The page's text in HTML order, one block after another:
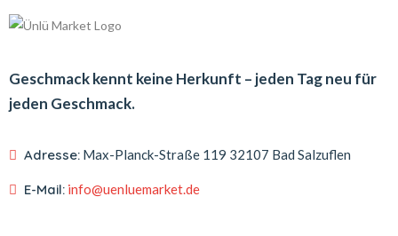
Geschmack kennt keine Herkunft – jeden Tag neu für
jeden Geschmack.
Adresse: Max-Planck-Straße 119 32107 Bad Salzuflen
E-Mail: info@uenluemarket.de